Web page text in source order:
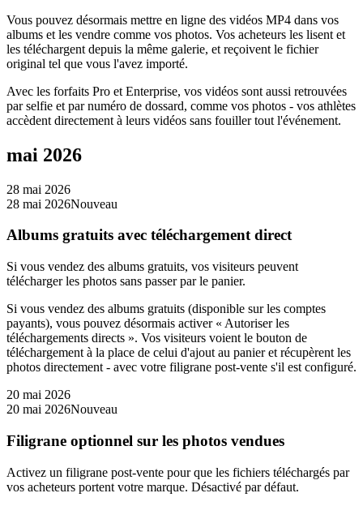
Vous pouvez désormais mettre en ligne des vidéos MP4 dans vos
albums et les vendre comme vos photos. Vos acheteurs les lisent et
les téléchargent depuis la même galerie, et reçoivent le fichier
original tel que vous l'avez importé.
Avec les forfaits Pro et Enterprise, vos vidéos sont aussi retrouvées
par selfie et par numéro de dossard, comme vos photos - vos athlètes
accèdent directement à leurs vidéos sans fouiller tout l'événement.
mai 2026
28 mai 2026
28 mai 2026Nouveau
Albums gratuits avec téléchargement direct
Si vous vendez des albums gratuits, vos visiteurs peuvent
télécharger les photos sans passer par le panier.
Si vous vendez des albums gratuits (disponible sur les comptes
payants), vous pouvez désormais activer « Autoriser les
téléchargements directs ». Vos visiteurs voient le bouton de
téléchargement à la place de celui d'ajout au panier et récupèrent les
photos directement - avec votre filigrane post-vente s'il est configuré.
20 mai 2026
20 mai 2026Nouveau
Filigrane optionnel sur les photos vendues
Activez un filigrane post-vente pour que les fichiers téléchargés par
vos acheteurs portent votre marque. Désactivé par défaut.